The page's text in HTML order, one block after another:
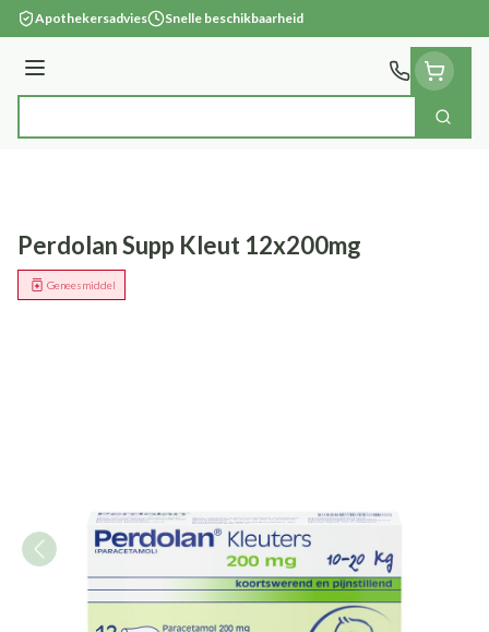
Ga naar de inhoud
Apothekersadvies Snelle beschikbaarheid
Menu
Zoek
Perdolan Supp Kleut 12x200mg
Geneesmiddel